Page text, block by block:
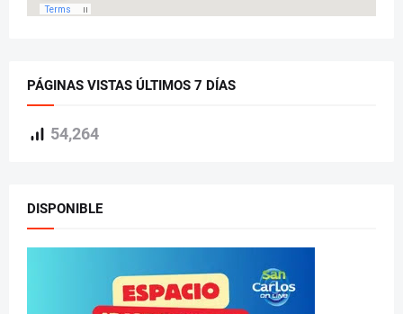
PÁGINAS VISTAS ÚLTIMOS 7 DÍAS
54,264
DISPONIBLE